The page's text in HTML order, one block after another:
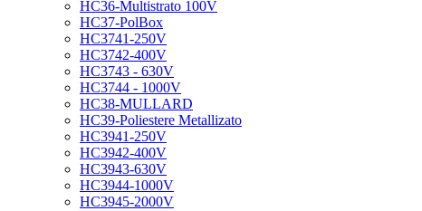
HC36-Multistrato 100V
HC37-PolBox
HC3741-250V
HC3742-400V
HC3743 - 630V
HC3744 - 1000V
HC38-MULLARD
HC39-Poliestere Metallizato
HC3941-250V
HC3942-400V
HC3943-630V
HC3944-1000V
HC3945-2000V